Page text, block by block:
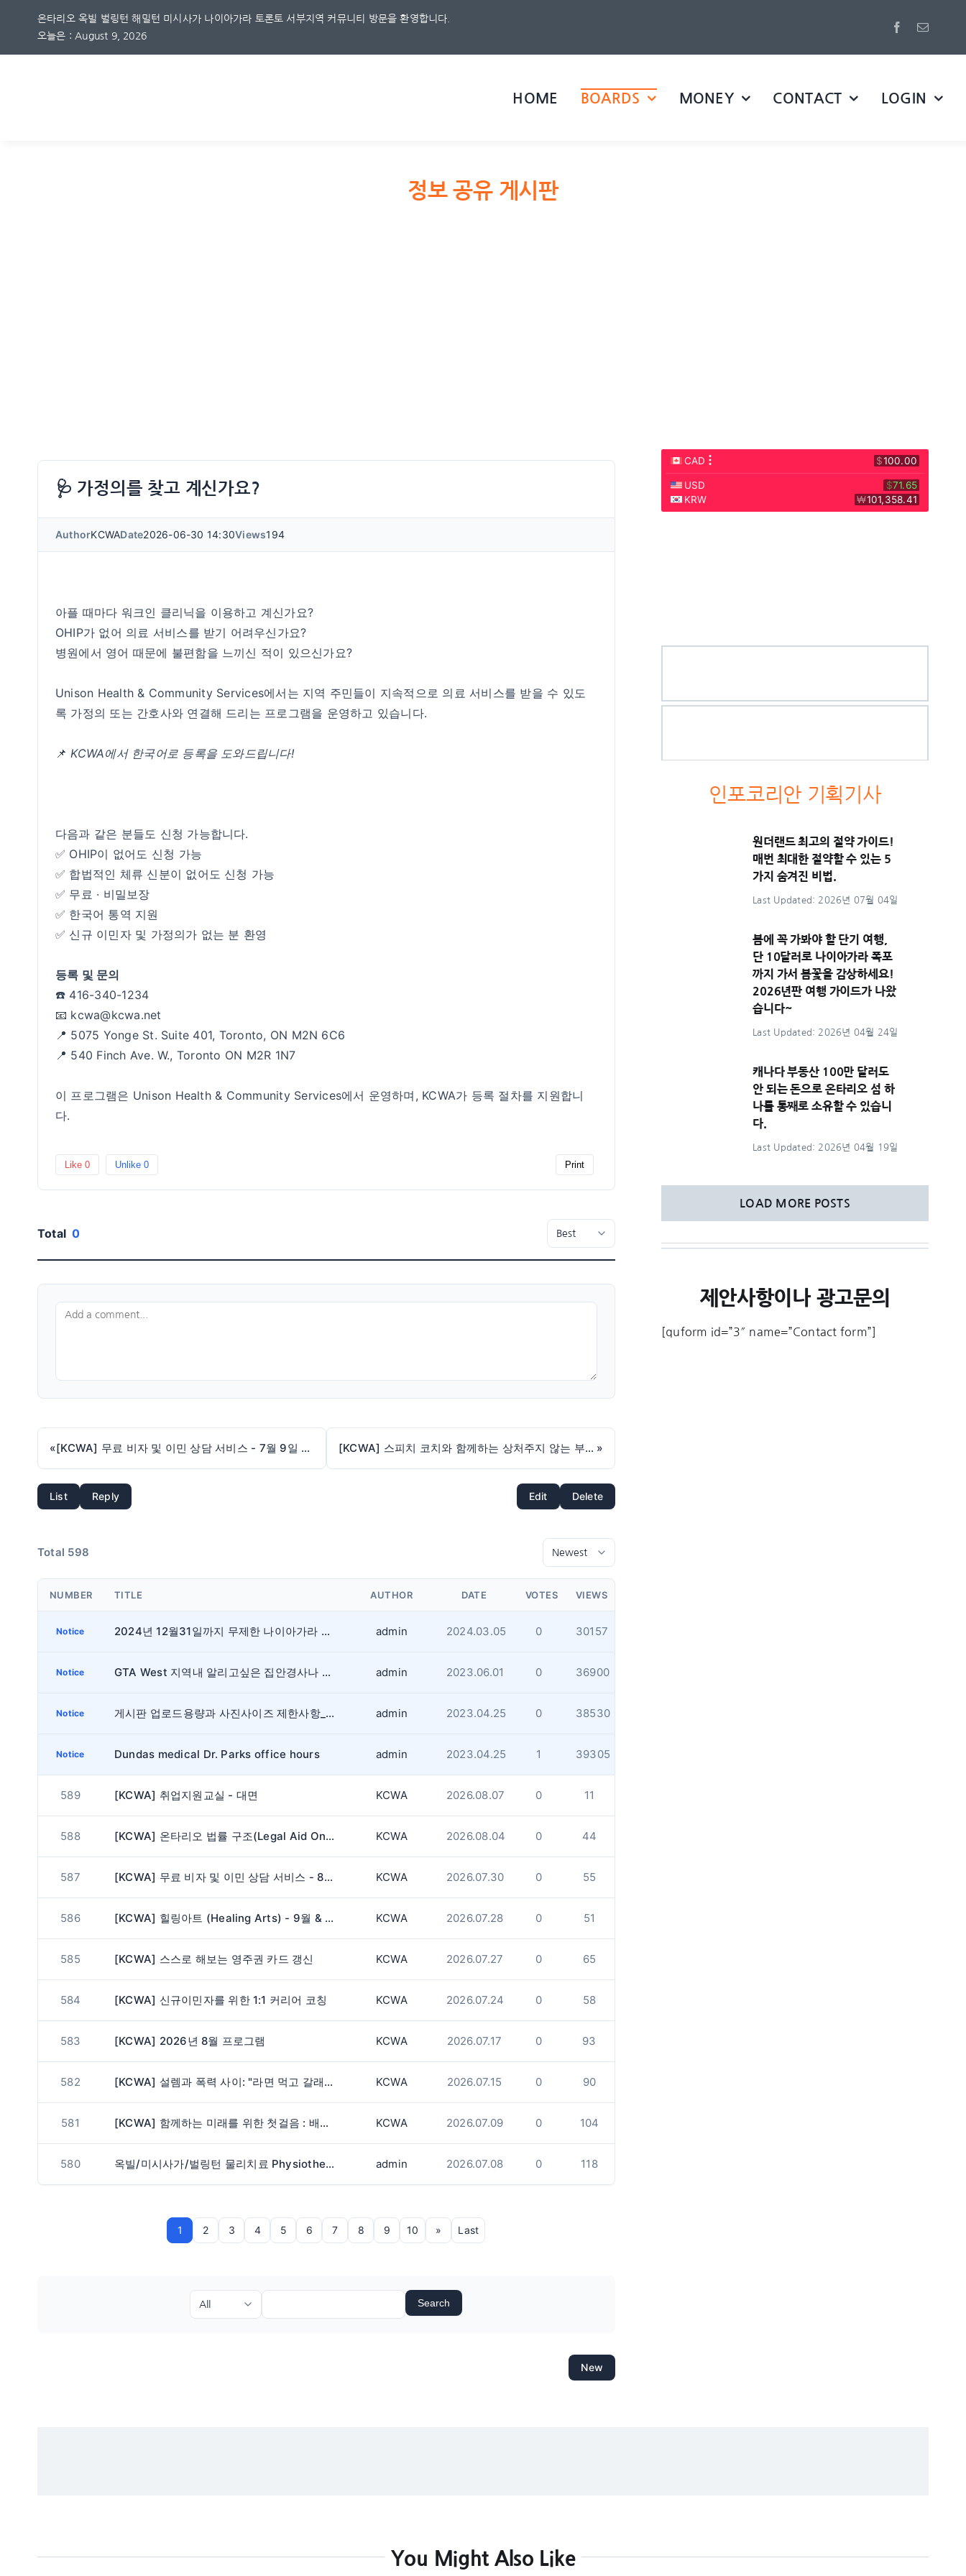
온타리오 옥빌 벌링턴 해밀턴 미시사가 나이아가라 토론토 서부지역 커뮤니티 방문을 환영합니다.
오늘은 : August 9, 2026
HOME BOARDS MONEY CONTACT LOGIN
정보 공유 게시판
🩺 가정의를 찾고 계신가요?
AuthorKCWADate2026-06-30 14:30Views194
아플 때마다 워크인 클리닉을 이용하고 계신가요?
OHIP가 없어 의료 서비스를 받기 어려우신가요?
병원에서 영어 때문에 불편함을 느끼신 적이 있으신가요?
Unison Health & Community Services에서는 지역 주민들이 지속적으로 의료 서비스를 받을 수 있도
록 가정의 또는 간호사와 연결해 드리는 프로그램을 운영하고 있습니다.
📌KCWA에서 한국어로 등록을 도와드립니다!
다음과 같은 분들도 신청 가능합니다.
✅ OHIP이 없어도 신청 가능
✅ 합법적인 체류 신분이 없어도 신청 가능
✅ 무료 · 비밀보장
✅ 한국어 통역 지원
✅ 신규 이민자 및 가정의가 없는 분 환영
등록 및 문의
☎️ 416-340-1234
📧 kcwa@kcwa.net
📍 5075 Yonge St. Suite 401, Toronto, ON M2N 6C6
📍 540 Finch Ave. W., Toronto ON M2R 1N7
이 프로그램은 Unison Health & Community Services에서 운영하며, KCWA가 등록 절차를 지원합니
다.
Like 0 Unlike0 Print
Total 0
« [KCWA] 무료 비자 및 이민 상담 서비스 - 7월 9일 (목) [KCWA] 스피치 코치와 함께하는 상처주지 않는 부모의 언어 »
List Reply Edit Delete
Total 598
NUMBER TITLE AUTHOR DATE VOTES VIEWS
Notice 2024년 12월31일까지 무제한 나이아가라 폭포 파킹 패스 판매안내 admin 2024.03.05 0 30157
Notice GTA West 지역내 알리고싶은 집안경사나 송사 있으면 알려주세요. admin 2023.06.01 0 36900
Notice 게시판 업로드용량과 사진사이즈 제한사항_업데이트 admin 2023.04.25 0 38530
Notice Dundas medical Dr. Parks office hours admin 2023.04.25 1 39305
589 [KCWA] 취업지원교실 - 대면 KCWA 2026.08.07 0 11
588 [KCWA] 온타리오 법률 구조(Legal Aid Ontario) 알아보기 KCWA 2026.08.04 0 44
587 [KCWA] 무료 비자 및 이민 상담 서비스 - 8월 13일 (목) KCWA 2026.07.30 0 55
586 [KCWA] 힐링아트 (Healing Arts) - 9월 & 10월 KCWA 2026.07.28 0 51
585 [KCWA] 스스로 해보는 영주권 카드 갱신 KCWA 2026.07.27 0 65
584 [KCWA] 신규이민자를 위한 1:1 커리어 코칭 KCWA 2026.07.24 0 58
583 [KCWA] 2026년 8월 프로그램 KCWA 2026.07.17 0 93
582 [KCWA] 설렘과 폭력 사이: "라면 먹고 갈래?"에서 데이트 폭력까지 KCWA 2026.07.15 0 90
581 [KCWA] 함께하는 미래를 위한 첫걸음 : 배우자 초청이민 KCWA 2026.07.09 0 104
580 옥빌/미시사가/벌링턴 물리치료 Physiotherapy admin 2026.07.08 0 118
1 2 3 4 5 6 7 8 9 10 » Last
Search
New
인포코리안 기획기사
원더랜드 최고의 절약 가이드!
매번 최대한 절약할 수 있는 5
가지 숨겨진 비법.
Last Updated: 2026년 07월 04일
봄에 꼭 가봐야 할 단기 여행,
단 10달러로 나이아가라 폭포
까지 가서 봄꽃을 감상하세요!
2026년판 여행 가이드가 나왔
습니다~
Last Updated: 2026년 04월 24일
캐나다 부동산 100만 달러도
안 되는 돈으로 온타리오 섬 하
나를 통째로 소유할 수 있습니
다.
Last Updated: 2026년 04월 19일
LOAD MORE POSTS
제안사항이나 광고문의
[quform id=”3″ name=”Contact form”]
You Might Also Like